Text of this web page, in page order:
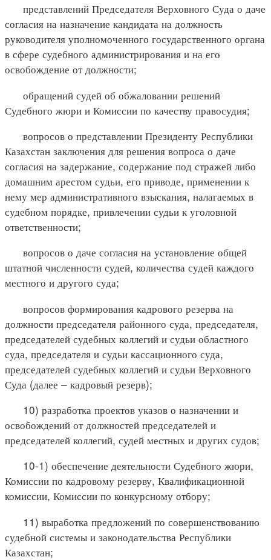
представлений Председателя Верховного Суда о даче
согласия на назначение кандидата на должность
руководителя уполномоченного государственного органа
в сфере судебного администрирования и на его
освобождение от должности;
обращений судей об обжаловании решений
Судебного жюри и Комиссии по качеству правосудия;
вопросов о представлении Президенту Республики
Казахстан заключения для решения вопроса о даче
согласия на задержание, содержание под стражей либо
домашним арестом судьи, его приводе, применении к
нему мер административного взыскания, налагаемых в
судебном порядке, привлечении судьи к уголовной
ответственности;
вопросов о даче согласия на установление общей
штатной численности судей, количества судей каждого
местного и другого суда;
вопросов формирования кадрового резерва на
должности председателя районного суда, председателя,
председателей судебных коллегий и судьи областного
суда, председателя и судьи кассационного суда,
председателей судебных коллегий и судьи Верховного
Суда (далее – кадровый резерв);
10) разработка проектов указов о назначении и
освобождений от должностей председателей и
председателей коллегий, судей местных и других судов;
10-1) обеспечение деятельности Судебного жюри,
Комиссии по кадровому резерву, Квалификационной
комиссии, Комиссии по конкурсному отбору;
11) выработка предложений по совершенствованию
судебной системы и законодательства Республики
Казахстан;